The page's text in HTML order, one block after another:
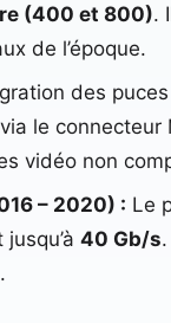
(400 et 800).
de l’époque.
des
le connecteur
vidéo non
– 2020) : Le
40 Gb/s